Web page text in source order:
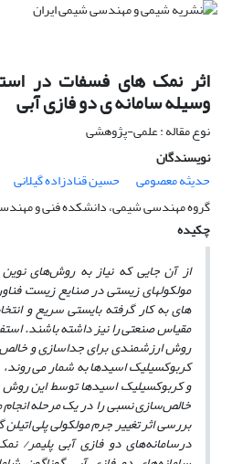
اثر نمک های فسفات در
وسیله سامانه ی دو فازی آبی
نوع مقاله : علمی-پژوهشی
نویسندگان
حدیثه معصومی
حسین قنادزاده گیلانی
گروه مهندسی شیمی، دانشکده فنی و
چکیده
از آن جایی که نیاز به روش‌های
مولکول­های زیستی در صنایع زیست
های به کار گرفته بایستی سریع و
مقیاس صنعتی را نیز داشته باشند.
روش ارزشمندی برای جداسازی و
کربوکسیلیک اسید­ها به شمار می
و کربوکسیلیک اسید­­ها توسط این روش
خالص‌سازی نسبی را در یک مرحله
درسامانه‌های دو فازی آبی پلیمر/